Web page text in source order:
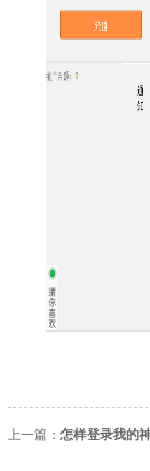
上一篇： 怎样登录我的